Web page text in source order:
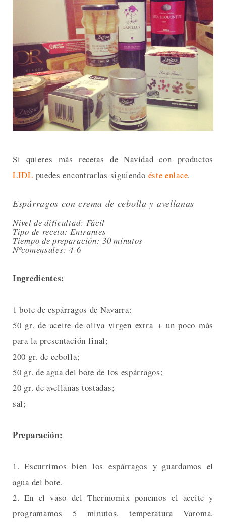
Si quieres más recetas de Navidad con productos
LIDL puedes encontrarlas siguiendo éste enlace.
Espárragos con crema de cebolla y avellanas
Nivel de dificultad: Fácil
Tipo de receta: Entrantes
Tiempo de preparación: 30 minutos
Nºcomensales: 4-6
Ingredientes:
1 bote de espárragos de Navarra:
50 gr. de aceite de oliva virgen extra + un poco más
para la presentación final;
200 gr. de cebolla;
50 gr. de agua del bote de los espárragos;
20 gr. de avellanas tostadas;
sal;
Preparación:
1. Escurrimos bien los espárragos y guardamos el
agua del bote.
2. En el vaso del Thermomix ponemos el aceite y
programamos 5 minutos, temperatura Varoma,